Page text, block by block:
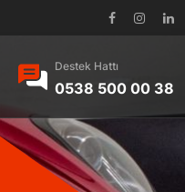
Destek Hattı
0538 500 00 38